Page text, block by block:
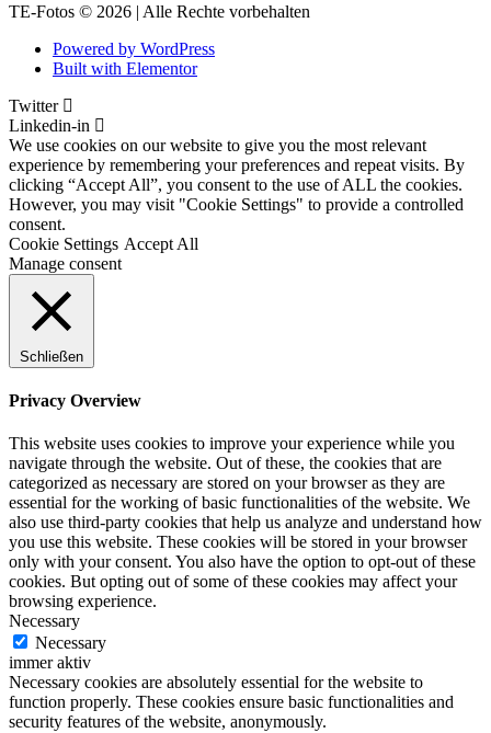
TE-Fotos © 2026 | Alle Rechte vorbehalten
Powered by WordPress
Built with Elementor
Twitter
Linkedin-in
We use cookies on our website to give you the most relevant
experience by remembering your preferences and repeat visits. By
clicking “Accept All”, you consent to the use of ALL the cookies.
However, you may visit "Cookie Settings" to provide a controlled
consent.
Cookie Settings Accept All
Manage consent
Schließen
Privacy Overview
This website uses cookies to improve your experience while you
navigate through the website. Out of these, the cookies that are
categorized as necessary are stored on your browser as they are
essential for the working of basic functionalities of the website. We
also use third-party cookies that help us analyze and understand how
you use this website. These cookies will be stored in your browser
only with your consent. You also have the option to opt-out of these
cookies. But opting out of some of these cookies may affect your
browsing experience.
Necessary
Necessary
immer aktiv
Necessary cookies are absolutely essential for the website to
function properly. These cookies ensure basic functionalities and
security features of the website, anonymously.